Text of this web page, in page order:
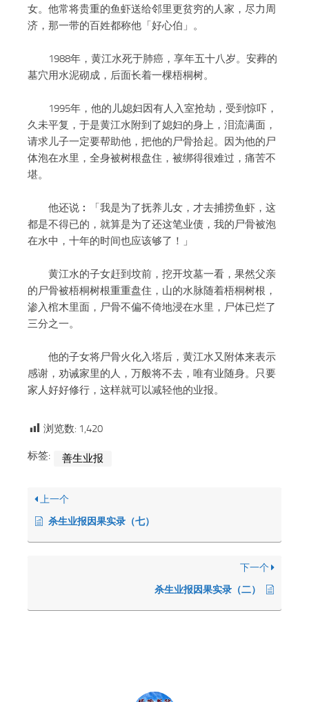
女。他常将贵重的鱼虾送给邻里更贫穷的人家，尽力周
济，那一带的百姓都称他「好心伯」。
1988年，黄江水死于肺癌，享年五十八岁。安葬的
墓穴用水泥砌成，后面长着一棵梧桐树。
1995年，他的儿媳妇因有人入室抢劫，受到惊吓，
久未平复，于是黄江水附到了媳妇的身上，泪流满面，
请求儿子一定要帮助他，把他的尸骨拾起。因为他的尸
体泡在水里，全身被树根盘住，被绑得很难过，痛苦不
堪。
他还说︰「我是为了抚养儿女，才去捕捞鱼虾，这
都是不得已的，就算是为了还这笔业债，我的尸骨被泡
在水中，十年的时间也应该够了！」
黄江水的子女赶到坟前，挖开坟墓一看，果然父亲
的尸骨被梧桐树根重重盘住，山的水脉随着梧桐树根，
渗入棺木里面，尸骨不偏不倚地浸在水里，尸体已烂了
三分之一。
他的子女将尸骨火化入塔后，黄江水又附体来表示
感谢，劝诫家里的人，万般将不去，唯有业随身。只要
家人好好修行，这样就可以减轻他的业报。
浏览数: 1,420
标签: 善生业报
上一个
杀生业报因果实录（七）
下一个
杀生业报因果实录（二）